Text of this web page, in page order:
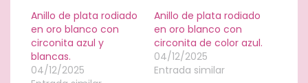
Anillo de plata rodiado
en oro blanco con
circonita azul y
blancas.
04/12/2025
Anillo de plata rodiado
en oro blanco con
circonita de color azul.
04/12/2025
Entrada similar